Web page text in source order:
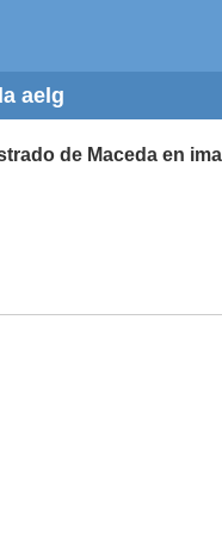
aelg
de Maceda en